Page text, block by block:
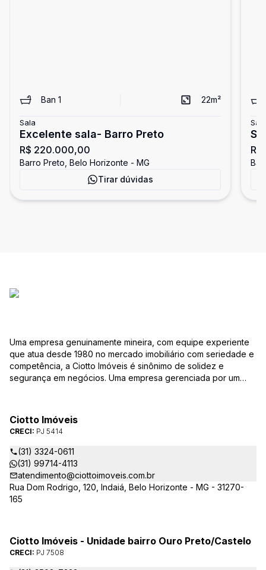
Ban 1 22m²
Sala
Excelente sala- Barro Preto
R$ 220.000,00
Barro Preto, Belo Horizonte - MG
Tirar dúvidas
Sala
Uma empresa genuinamente mineira, com equipe experiente
que atua desde 1980 no mercado imobiliário com seriedade e
competência, a Ciotto Imóveis é sinônimo de solidez e
segurança em negócios. Uma empresa gerenciada por um
conservação de condomínios, disponibilizando sempre as
melhores opções da região da Pampulha. Oferecemos ainda
completa assessória, consulte-nos sobre os nossos
lançamentos, imóveis em construção e condomínios fechados,
administrados exclusivamente pela Ciotto Imóveis. Fazemos a
aprovação do seu credito junto a Caixa Econômica Federal e
demais agentes financeiros.
Ciotto Imóveis
CRECI: PJ 5414
(31) 3324-0611
(31) 99714-4113
atendimento@ciottoimoveis.com.br
Rua Dom Rodrigo, 120, Indaiá, Belo Horizonte - MG - 31270-
165
Ciotto Imóveis - Unidade bairro Ouro Preto/Castelo
CRECI: PJ 7508